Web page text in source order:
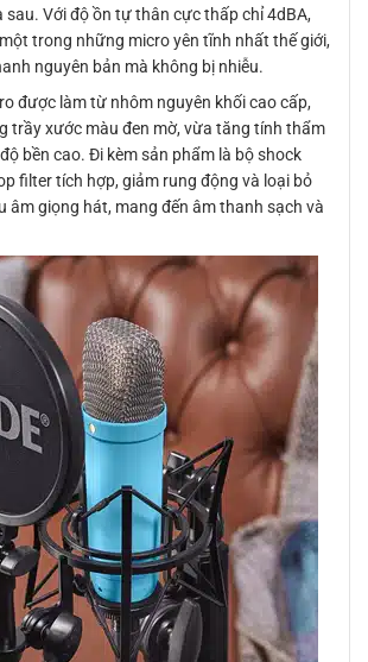
sau. Với độ ồn tự thân cực thấp chỉ 4dBA,
trong những micro yên tĩnh nhất thế giới,
nguyên bản mà không bị nhiễu.
được làm từ nhôm nguyên khối cao cấp,
trầy xước màu đen mờ, vừa tăng tính thẩm
bền cao. Đi kèm sản phẩm là bộ shock
filter tích hợp, giảm rung động và loại bỏ
âm giọng hát, mang đến âm thanh sạch và